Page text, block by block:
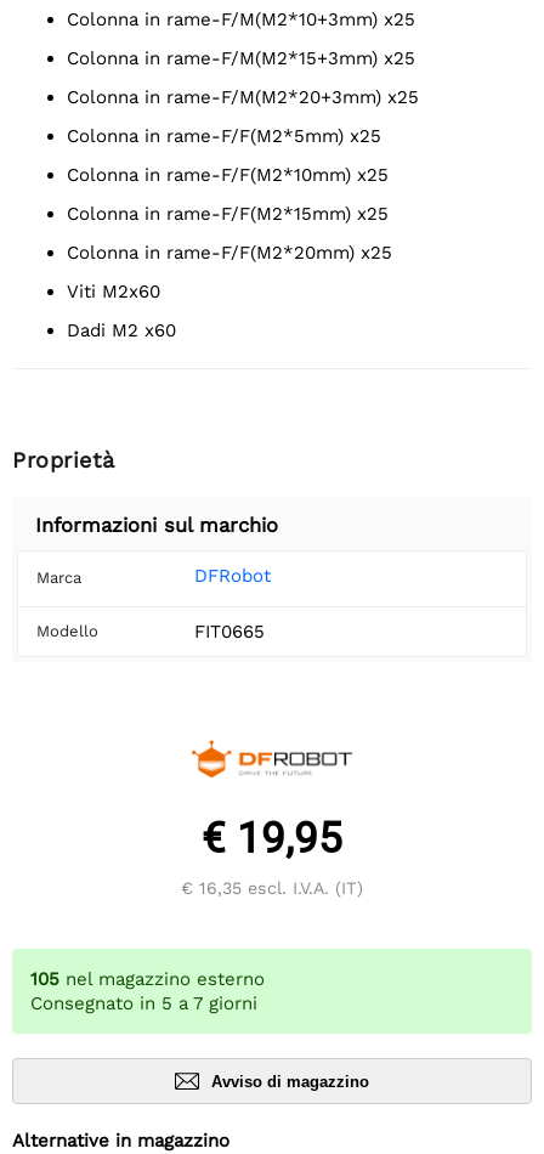
Colonna in rame-F/M(M2*10+3mm) x25
Colonna in rame-F/M(M2*15+3mm) x25
Colonna in rame-F/M(M2*20+3mm) x25
Colonna in rame-F/F(M2*5mm) x25
Colonna in rame-F/F(M2*10mm) x25
Colonna in rame-F/F(M2*15mm) x25
Colonna in rame-F/F(M2*20mm) x25
Viti M2x60
Dadi M2 x60
Proprietà
Informazioni sul marchio
Marca DFRobot
Modello FIT0665
€ 19,95
€ 16,35 escl. I.V.A. (IT)
105 nel magazzino esterno
Consegnato in 5 a 7 giorni
Avviso di magazzino
Alternative in magazzino